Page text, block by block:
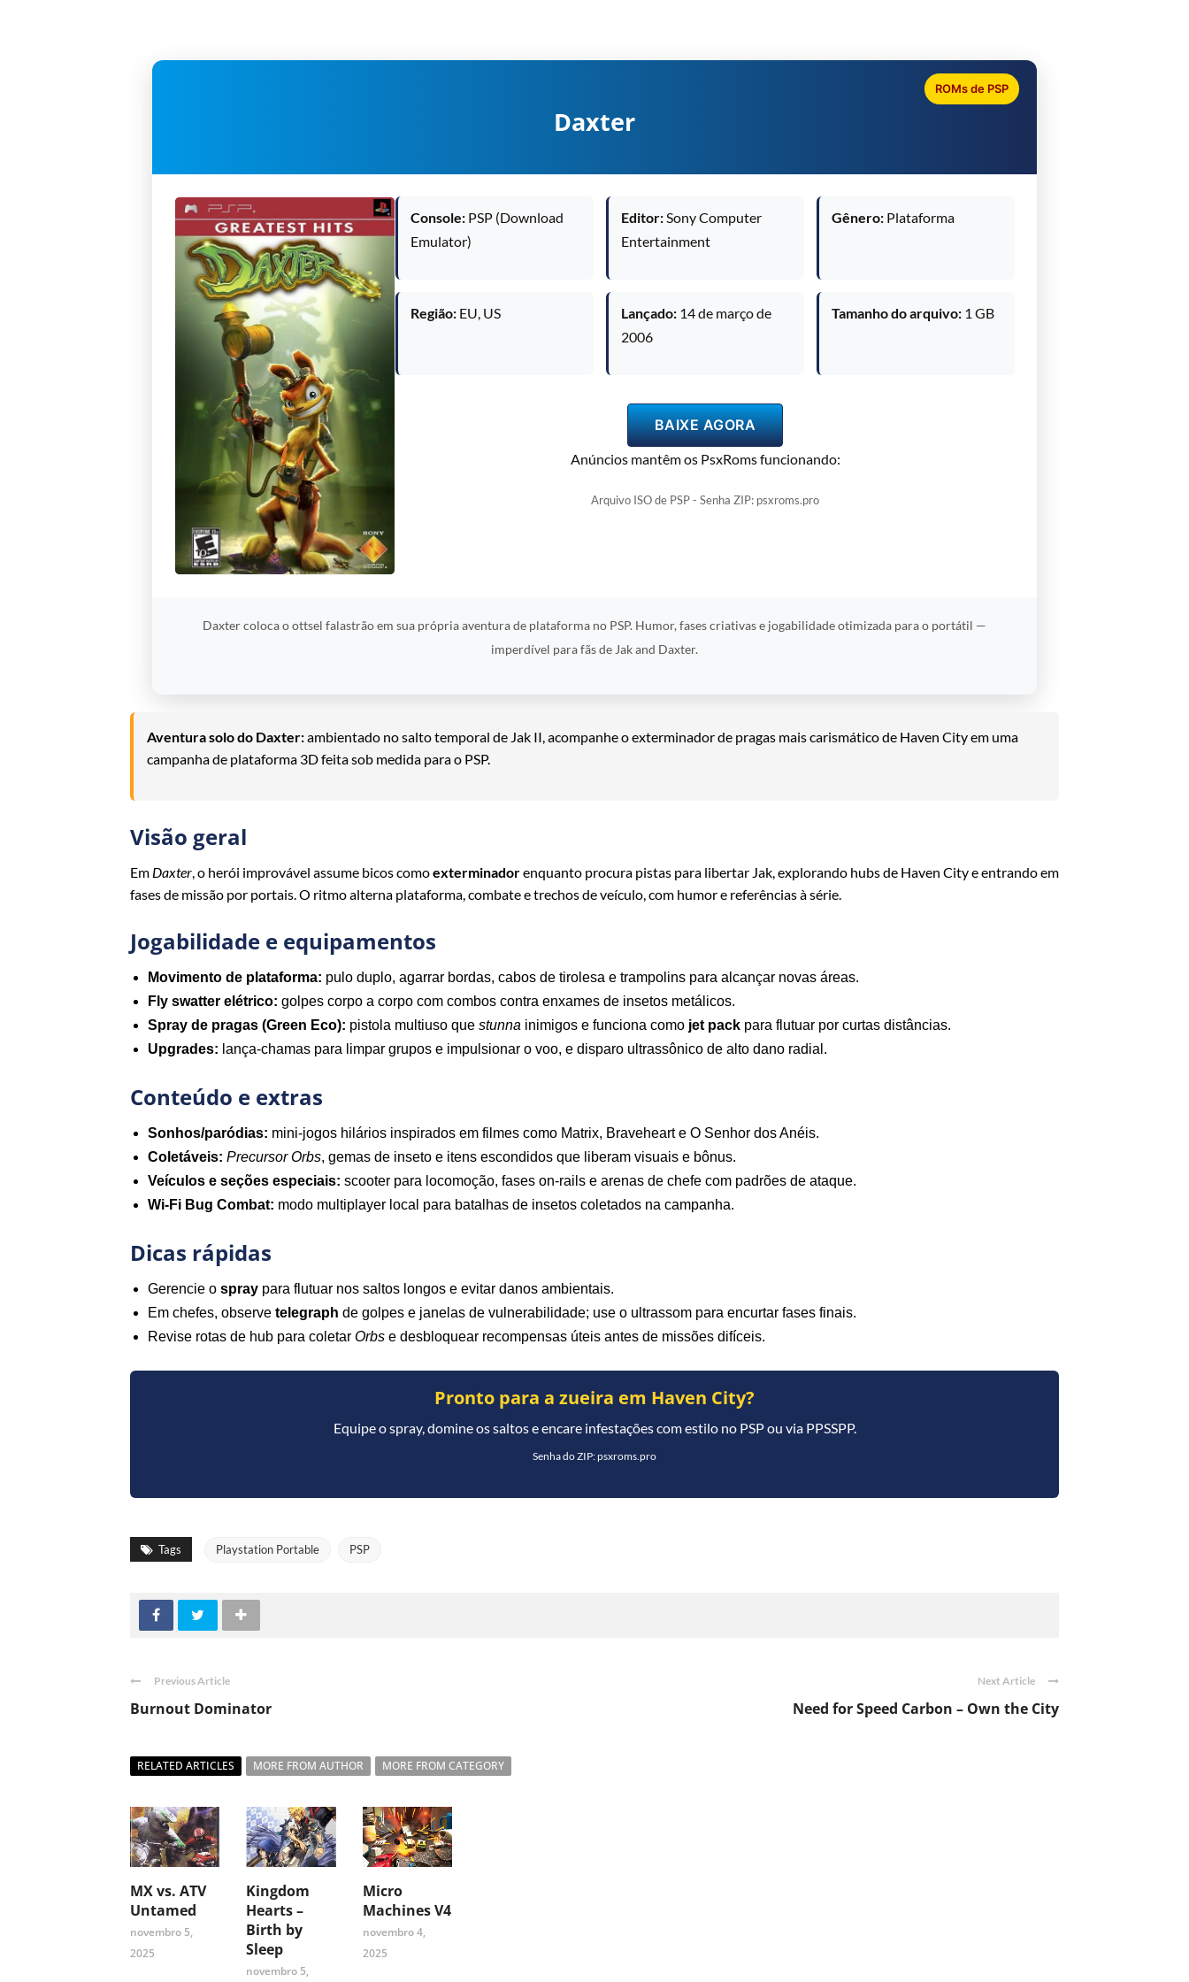
Daxter
ROMs de PSP
Console: PSP (Download
Emulator)
Editor:Sony Computer
Entertainment
Gênero: Plataforma
Região: EU, US Lançado: 14 de março de
2006
Tamanho do arquivo: 1 GB
BAIXE AGORA
Anúncios mantêm os PsxRoms funcionando:
Arquivo ISO de PSP - Senha ZIP: psxroms.pro
Daxter coloca o ottsel falastrão em sua própria aventura de plataforma no PSP. Humor, fases criativas e jogabilidade otimizada para o portátil —
imperdível para fãs de Jak and Daxter.
Aventura solo do Daxter:ambientado no salto temporal de Jak II, acompanhe o exterminador de pragas mais carismático de Haven City em uma
campanha de plataforma 3D feita sob medida para o PSP.
Visão geral
Em Daxter, o herói improvável assume bicos comoexterminadorenquanto procura pistas para libertar Jak, explorando hubs de Haven City e entrando em
fases de missão por portais. O ritmo alterna plataforma, combate e trechos de veículo, com humor e referências à série.
Jogabilidade e equipamentos
Movimento de plataforma: pulo duplo, agarrar bordas, cabos de tirolesa e trampolins para alcançar novas áreas.
Fly swatter elétrico: golpes corpo a corpo com combos contra enxames de insetos metálicos.
Spray de pragas (Green Eco): pistola multiuso que stunna inimigos e funciona como jet pack para flutuar por curtas distâncias.
Upgrades: lança‑chamas para limpar grupos e impulsionar o voo, e disparo ultrassônico de alto dano radial.
Conteúdo e extras
Sonhos/paródias: mini‑jogos hilários inspirados em filmes como Matrix, Braveheart e O Senhor dos Anéis.
Coletáveis: Precursor Orbs, gemas de inseto e itens escondidos que liberam visuais e bônus.
Veículos e seções especiais: scooter para locomoção, fases on‑rails e arenas de chefe com padrões de ataque.
Wi‑Fi Bug Combat: modo multiplayer local para batalhas de insetos coletados na campanha.
Dicas rápidas
Gerencie o spray para flutuar nos saltos longos e evitar danos ambientais.
Em chefes, observe telegraph de golpes e janelas de vulnerabilidade; use o ultrassom para encurtar fases finais.
Revise rotas de hub para coletar Orbs e desbloquear recompensas úteis antes de missões difíceis.
Pronto para a zueira em Haven City?
Equipe o spray, domine os saltos e encare infestações com estilo no PSP ou via PPSSPP.
Senha do ZIP: psxroms.pro
Tags Playstation Portable PSP
Previous Article
Burnout Dominator
Next Article
Need for Speed Carbon – Own the City
RELATED ARTICLES MORE FROM AUTHOR MORE FROM CATEGORY
MX vs. ATV
Untamed
novembro 5,
2025
Kingdom
Hearts –
Birth by
Sleep
novembro 5,
Micro
Machines V4
novembro 4,
2025